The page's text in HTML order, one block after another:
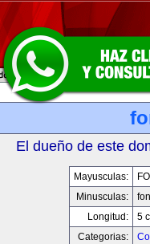
El dueño de este
Mayusculas:
Minusculas:
Longitud:
5
Categorias: